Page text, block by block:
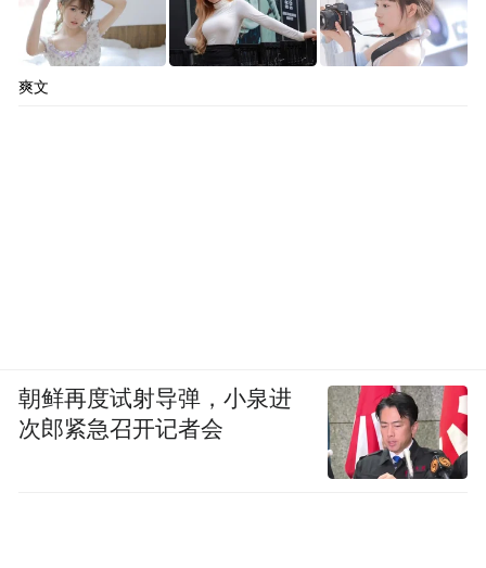
爽文
朝鲜再度试射导弹，小泉进
次郎紧急召开记者会